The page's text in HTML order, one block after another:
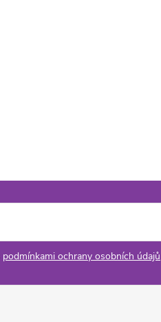
podmínkami ochrany osobních údajů